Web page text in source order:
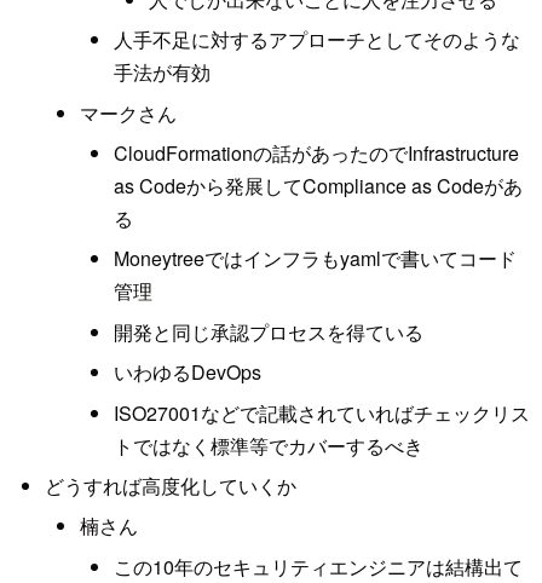
人手不足に対するアプローチとしてそのような
手法が有効
マークさん
CloudFormationの話があったのでInfrastructure
as Codeから発展してCompliance as Codeがあ
る
Moneytreeではインフラもyamlで書いてコード
管理
開発と同じ承認プロセスを得ている
いわゆるDevOps
ISO27001などで記載されていればチェックリス
トではなく標準等でカバーするべき
どうすれば高度化していくか
楠さん
この10年のセキュリティエンジニアは結構出て